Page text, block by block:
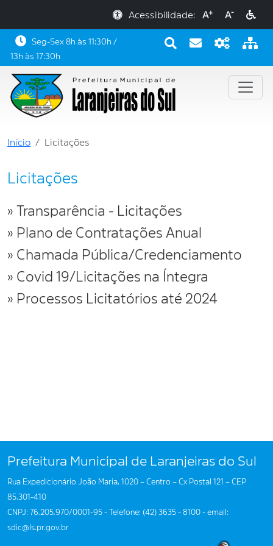
Acessibilidade: A+ A-
Seg-Sex 8h às 11:30h /
13h às 17:30h
Início Licitações
Licitações
» Transparência - Licitações
» Plano de Contratações Anual
» Chamada Pública/Credenciamento
» Covid 19/Licitações na Íntegra
» Processos Licitatórios até 2024
Prefeitura Municipal de Laranjeiras do Sul
Rua Expedicionário João Maria, 1020 – Centro – Cx Postal 121 – CEP
85.301-410
CNPJ: 76.205.970/0001-95 - Telefone: (42) 3635 - 8100 - email:
sdic@ls.pr.gov.br